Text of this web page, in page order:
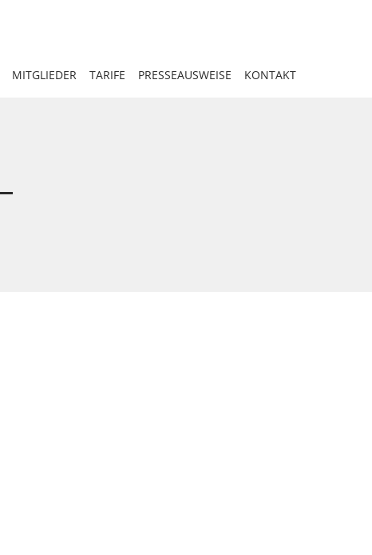
MITGLIEDER TARIFE PRESSEAUSWEISE KONTAKT